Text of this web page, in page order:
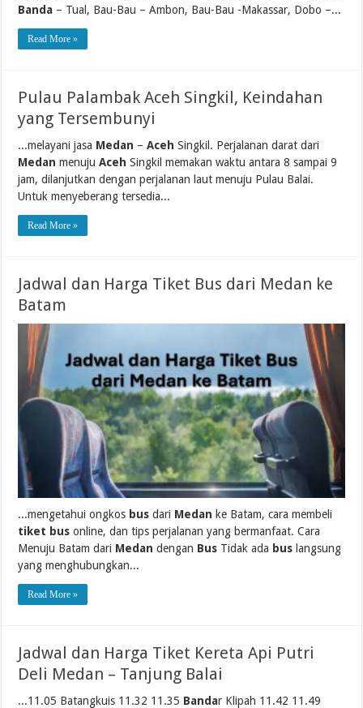
Banda – Tual, Bau-Bau – Ambon, Bau-Bau -Makassar, Dobo –...
Read More »
Pulau Palambak Aceh Singkil, Keindahan
yang Tersembunyi
...melayani jasa Medan –Aceh Singkil. Perjalanan darat dari
Medan menujuAceh Singkil memakan waktu antara 8 sampai 9
jam, dilanjutkan dengan perjalanan laut menuju Pulau Balai.
Untuk menyeberang tersedia...
Read More »
Jadwal dan Harga Tiket Bus dari Medan ke
Batam
...mengetahui ongkos bus dari Medan ke Batam, cara membeli
tiket bus online, dan tips perjalanan yang bermanfaat. Cara
Menuju Batam dari Medan dengan Bus Tidak ada bus langsung
yang menghubungkan...
Read More »
Jadwal dan Harga Tiket Kereta Api Putri
Deli Medan – Tanjung Balai
...11.05 Batangkuis 11.32 11.35 Bandar Klipah 11.42 11.49